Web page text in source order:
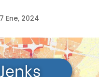
Ene, 2024